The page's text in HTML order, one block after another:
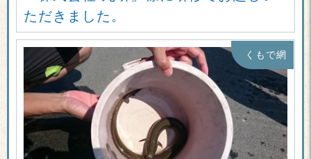
ただきました。
くもで網